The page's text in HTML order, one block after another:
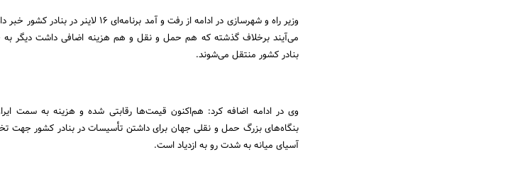
وزیر راه و شهرسازی در ادامه از رفت و آمد
می‌آیند برخلاف گذشته که هم حمل و نقل و هم هزینه‌ اضافی داشت دیگر
بنادر کشور منتقل می‌شوند.
وی در ادامه اضافه کرد: هم‌اکنون قیمت‌ها رقابتی شده و هزینه به سمت
بنگاه‌های بزرگ حمل و نقلی جهان برای داشتن تأسیسات در بنادر کشور جهت
آسیای میانه به شدت رو به ازدیاد است.